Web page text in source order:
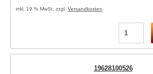
inkl. 19 % MwSt. zzgl. Versandkosten
19628100526